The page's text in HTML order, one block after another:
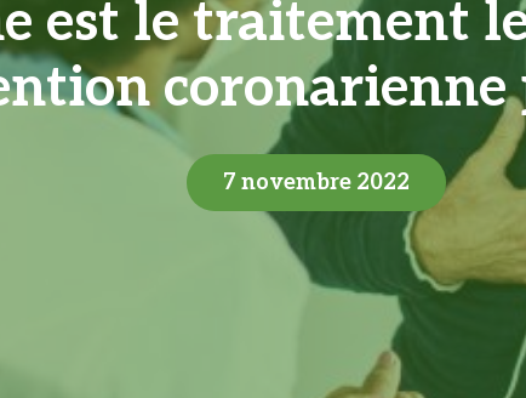
est le traitement
coronarienne
7 novembre 2022